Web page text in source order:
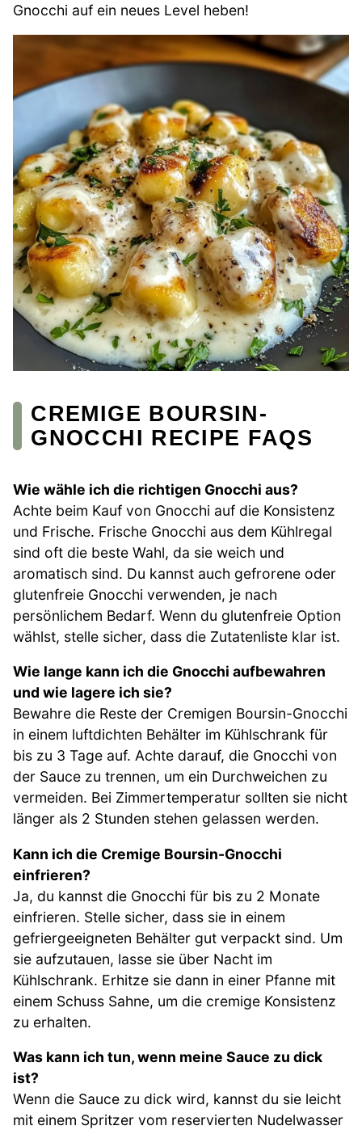
Gnocchi auf ein neues Level heben!
CREMIGE BOURSIN-
GNOCCHI RECIPE FAQS
Wie wähle ich die richtigen Gnocchi aus?
Achte beim Kauf von Gnocchi auf die Konsistenz
und Frische. Frische Gnocchi aus dem Kühlregal
sind oft die beste Wahl, da sie weich und
aromatisch sind. Du kannst auch gefrorene oder
glutenfreie Gnocchi verwenden, je nach
persönlichem Bedarf. Wenn du glutenfreie Option
wählst, stelle sicher, dass die Zutatenliste klar ist.
Wie lange kann ich die Gnocchi aufbewahren
und wie lagere ich sie?
Bewahre die Reste der Cremigen Boursin-Gnocchi
in einem luftdichten Behälter im Kühlschrank für
bis zu 3 Tage auf. Achte darauf, die Gnocchi von
der Sauce zu trennen, um ein Durchweichen zu
vermeiden. Bei Zimmertemperatur sollten sie nicht
länger als 2 Stunden stehen gelassen werden.
Kann ich die Cremige Boursin-Gnocchi
einfrieren?
Ja, du kannst die Gnocchi für bis zu 2 Monate
einfrieren. Stelle sicher, dass sie in einem
gefriergeeigneten Behälter gut verpackt sind. Um
sie aufzutauen, lasse sie über Nacht im
Kühlschrank. Erhitze sie dann in einer Pfanne mit
einem Schuss Sahne, um die cremige Konsistenz
zu erhalten.
Was kann ich tun, wenn meine Sauce zu dick
ist?
Wenn die Sauce zu dick wird, kannst du sie leicht
mit einem Spritzer vom reservierten Nudelwasser